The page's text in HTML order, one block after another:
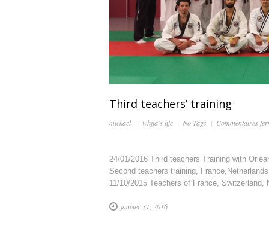
Third teachers’ training
mickael whjja's life No Tags Commentaires
24/01/2016 Third teachers Training with
Second teachers training,
11/10/2015 Teachers of France,
janvier 31, 2016